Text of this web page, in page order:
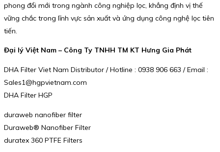
phong đổi mới trong ngành công nghiệp lọc, khẳng định vị thế
vững chắc trong lĩnh vực sản xuất và ứng dụng công nghệ lọc tiên
tiến.
Đại lý Việt Nam – Công Ty TNHH TM KT Hưng Gia Phát
DHA Filter Viet Nam Distributor / Hotline : 0938 906 663 / Email :
Sales1@hgpvietnam.com
DHA Filter HGP
duraweb nanofiber filter
Duraweb® Nanofiber Filter
duratex 360 PTFE Filters